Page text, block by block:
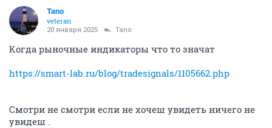
Tano
veteran
20 января 2025 Tano
Когда рыночные индикаторы что то значат
https://smart-lab.ru/blog/tradesignals/1105662.php
Смотри не смотри если не хочеш увидеть ничего не
увидеш .